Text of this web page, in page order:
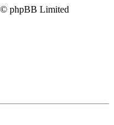
phpBB Limited